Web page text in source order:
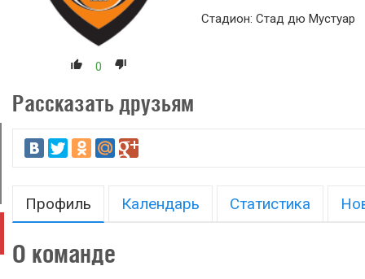
0
Стадион: Стад дю Мустуар
Рассказать друзьям
Профиль Календарь Статистика
О команде